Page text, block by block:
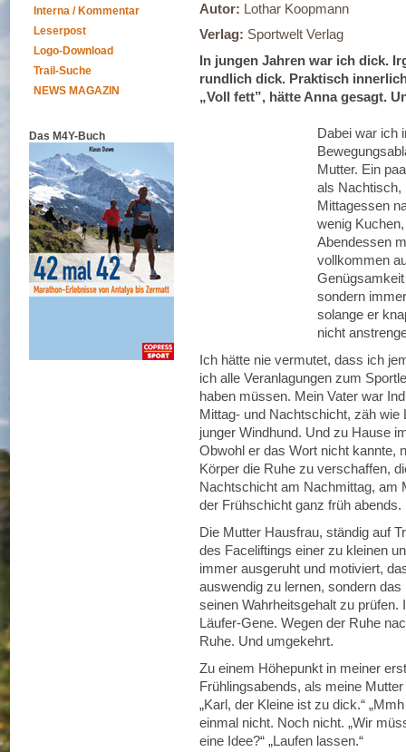
Interna / Kommentar
Leserpost
Logo-Download
Trail-Suche
NEWS MAGAZIN
Das M4Y-Buch
Autor: Lothar Koopmann
Verlag: Sportwelt Verlag
In jungen Jahren war ich dick.
rundlich dick. Praktisch
„Voll fett”, hätte Anna gesagt.
Dabei war ich
Mutter. Ein
als Nachtisch,
Mittagessen
wenig
Abendessen
vollkommen
sondern
solange er
nicht
Ich hätte nie vermutet, dass ich
ich alle Veranlagungen zum
haben müssen. Mein Vater war
Mittag- und Nachtschicht, zäh wie
junger Windhund. Und zu Hause
Obwohl er das Wort nicht kannte,
Körper die Ruhe zu verschaffen,
Nachtschicht am Nachmittag, am
der Frühschicht ganz früh abends.
Die Mutter Hausfrau, ständig auf
des Faceliftings einer zu kleinen
immer ausgeruht und motiviert,
auswendig zu lernen, sondern
seinen Wahrheitsgehalt zu
Läufer-Gene. Wegen der Ruhe
Ruhe. Und umgekehrt.
Zu einem Höhepunkt in meiner
Frühlingsabends, als meine
„Karl, der Kleine ist zu dick.“
einmal nicht. Noch nicht. „Wir
eine Idee?“ „Laufen lassen.“